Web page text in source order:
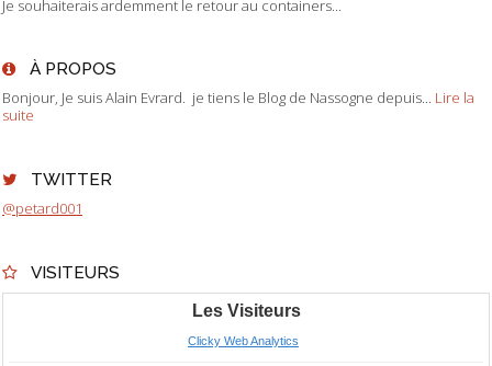
Je souhaiterais ardemment le retour au containers...
À PROPOS
Bonjour, Je suis Alain Evrard. je tiens le Blog de Nassogne depuis... Lire la
suite
TWITTER
@petard001
VISITEURS